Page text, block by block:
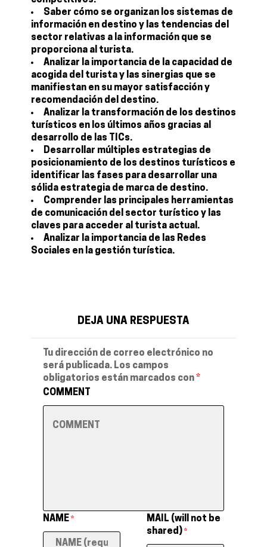
Saber cómo se organizan los sistemas de
información en destino y las tendencias del
sector relativas a la información que se
proporciona al turista.
Analizar la importancia de la capacidad de
acogida del turista y las sinergias que se
manifiestan en su mayor satisfacción y
recomendación del destino.
Analizar la transformación de los destinos
turísticos en los últimos años gracias al
desarrollo de las TICs.
Desarrollar múltiples estrategias de
posicionamiento de los destinos turísticos e
identificar las fases para desarrollar una
sólida estrategia de marca de destino.
Comprender las principales herramientas
de comunicación del sector turístico y las
claves para acceder al turista actual.
Analizar la importancia de las Redes
Sociales en la gestión turística.
DEJA UNA RESPUESTA
Tu dirección de correo electrónico no
será publicada. Los campos
obligatorios están marcados con *
COMMENT
NAME *
MAIL (will not be
shared) *